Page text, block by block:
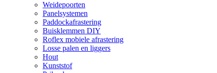
Weidepoorten
Panelsystemen
Paddockafrastering
Buisklemmen DIY
Roflex mobiele afrastering
Losse palen en liggers
Hout
Kunststof